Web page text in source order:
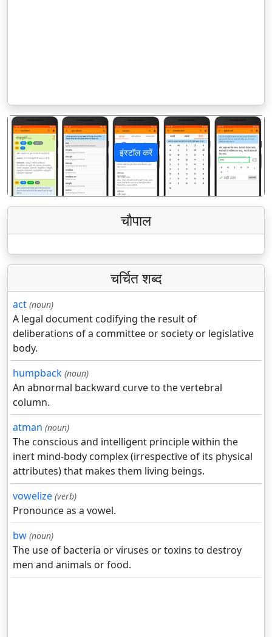
इंस्टॉल करें
पिछला अगला
चौपाल
चर्चित शब्द
act (noun)
A legal document codifying the result of
deliberations of a committee or society or legislative
body.
humpback (noun)
An abnormal backward curve to the vertebral
column.
atman (noun)
The conscious and intelligent principle within the
inert mind-body complex (irrespective of its physical
attributes) that makes them living beings.
vowelize (verb)
Pronounce as a vowel.
bw (noun)
The use of bacteria or viruses or toxins to destroy
men and animals or food.